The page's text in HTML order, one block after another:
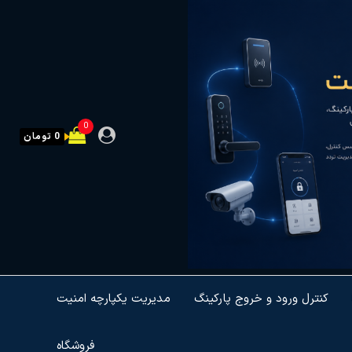
0
0 تومان
مدیریت یکپارچه امنیت کنترل ورود و خروج پارکینگ
فروشگاه